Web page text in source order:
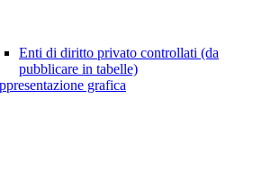
Enti di diritto privato controllati (da
pubblicare in tabelle)
grafica